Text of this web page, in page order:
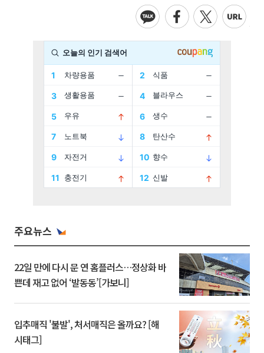
주요뉴스
22일 만에 다시 문 연 홈플러스…정상화 바
쁜데 재고 없어 ‘발동동’[가보니]
입추매직 '불발', 처서매직은 올까요? [해
시태그]